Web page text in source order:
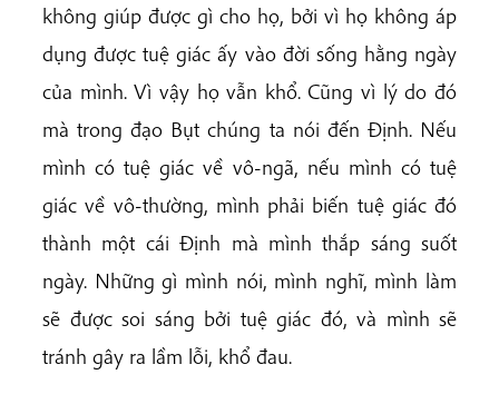
không giúp được gì cho họ, bởi vì họ không áp
dụng được tuệ giác ấy vào đời sống hằng ngày
của mình. Vì vậy họ vẫn khổ. Cũng vì lý do đó
mà trong đạo Bụt chúng ta nói đến Định. Nếu
mình có tuệ giác về vô-ngã, nếu mình có tuệ
giác về vô-thường, mình phải biến tuệ giác đó
thành một cái Định mà mình thắp sáng suốt
ngày. Những gì mình nói, mình nghĩ, mình làm
sẽ được soi sáng bởi tuệ giác đó, và mình sẽ
tránh gây ra lầm lỗi, khổ đau.